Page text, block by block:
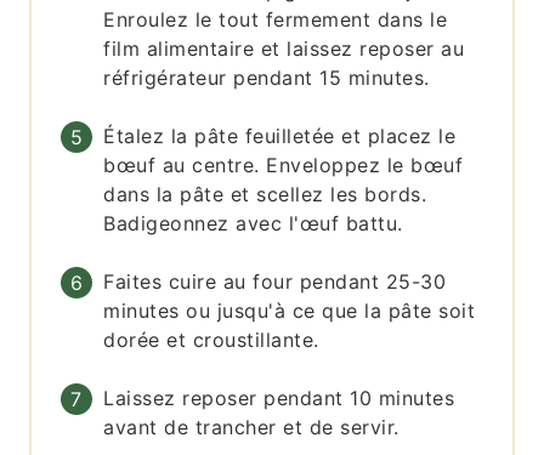
Enroulez le tout fermement dans le
film alimentaire et laissez reposer au
réfrigérateur pendant 15 minutes.
Étalez la pâte feuilletée et placez le
bœuf au centre. Enveloppez le bœuf
dans la pâte et scellez les bords.
Badigeonnez avec l'œuf battu.
Faites cuire au four pendant 25-30
minutes ou jusqu'à ce que la pâte soit
dorée et croustillante.
Laissez reposer pendant 10 minutes
avant de trancher et de servir.